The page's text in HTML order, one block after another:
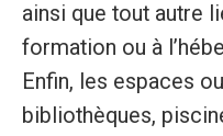
ainsi que tout autre
formation ou à
Enfin, les espaces
bibliothèques,